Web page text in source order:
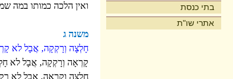
בתי כנסת
אתרי שו"ת
ואין הלכה כמותו במה
משנה ג
חָלְצָה וְרָקְקָה, אֲבָל לא
קָרְאָה וְרָקְקָה, אֲבָל לא
חָלְצָה וְקָרְאָה, אֲבָל לא